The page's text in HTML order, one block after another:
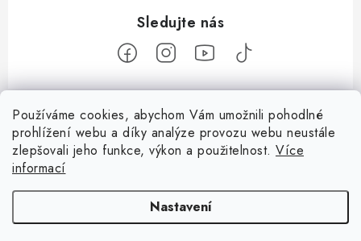
Používáme cookies, abychom Vám umožnili pohodlné
prohlížení webu a díky analýze provozu webu neustále
zlepšovali jeho funkce, výkon a použitelnost. Více
informací
Nastavení
Z
Informace pro vás
Obchodní podmínky
Doprava a platba
Podmínky ochrany osobních údajů
Facebook